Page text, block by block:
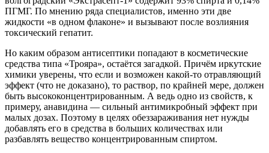
ПГМГ. По мнению ряда специалистов, именно эти две
жидкости «в одном флаконе» и вызывают после возлияния
токсический гепатит.
Но каким образом антисептики попадают в косметические
средства типа «Трояра», остаётся загадкой. Причём иркутские
химики уверены, что если и возможен какой-то отравляющий
эффект (что не доказано), то раствор, по крайней мере, должен
быть высококонцентрированным. А ведь одно из свойств, к
примеру, анавидина — сильный антимикробный эффект при
малых дозах. Поэтому в целях обеззараживания нет нужды
добавлять его в средства в больших количествах или
разбавлять вещество концентрированным спиртом.